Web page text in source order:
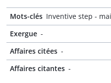
Mots-clés Inventive step -
Exergue -
Affaires citées -
Affaires citantes -